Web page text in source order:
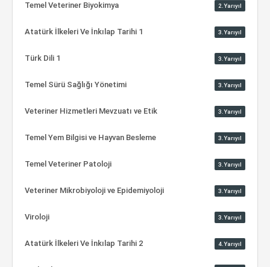
Temel Veteriner Biyokimya 2.Yarıyıl
Atatürk İlkeleri Ve İnkılap Tarihi 1 3.Yarıyıl
Türk Dili 1 3.Yarıyıl
Temel Sürü Sağlığı Yönetimi 3.Yarıyıl
Veteriner Hizmetleri Mevzuatı ve Etik 3.Yarıyıl
Temel Yem Bilgisi ve Hayvan Besleme 3.Yarıyıl
Temel Veteriner Patoloji 3.Yarıyıl
Veteriner Mikrobiyoloji ve Epidemiyoloji 3.Yarıyıl
Viroloji 3.Yarıyıl
Atatürk İlkeleri Ve İnkılap Tarihi 2 4.Yarıyıl